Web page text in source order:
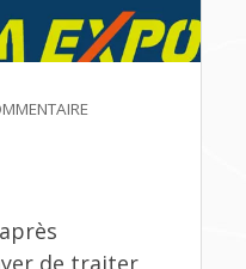
SUR
de traiter